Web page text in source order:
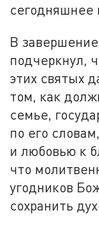
сегодняшнее
В
подчеркнул,
этих святых
том, как
семье,
по его
и любовью к
что
угодников
сохранить